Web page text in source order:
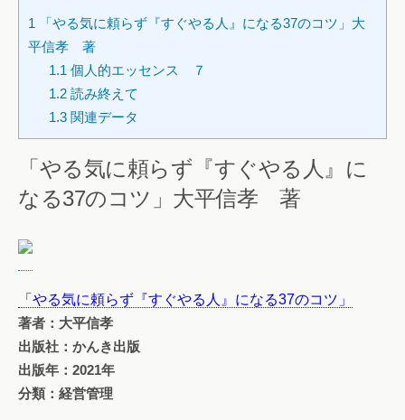
1 「やる気に頼らず『すぐやる人』になる37のコツ」大
平信孝 著
1.1 個人的エッセンス ７
1.2読み終えて
1.3関連データ
「やる気に頼らず『すぐやる人』に
なる37のコツ」大平信孝 著
「やる気に頼らず『すぐやる人』になる37のコツ」
著者：大平信孝
出版社：かんき出版
出版年：2021年
分類：経営管理